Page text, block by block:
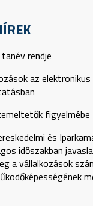
rendje
az elektronikus
figyelmébe
és
időszakban
a vállalkozások